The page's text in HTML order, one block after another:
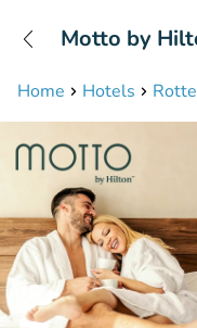
Home Hotels
Motto by